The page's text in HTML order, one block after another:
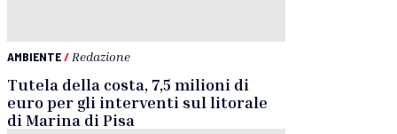
AMBIENTE/ Redazione
Tutela della costa, 7,5 milioni di
euro per gli interventi sul litorale
di Marina di Pisa